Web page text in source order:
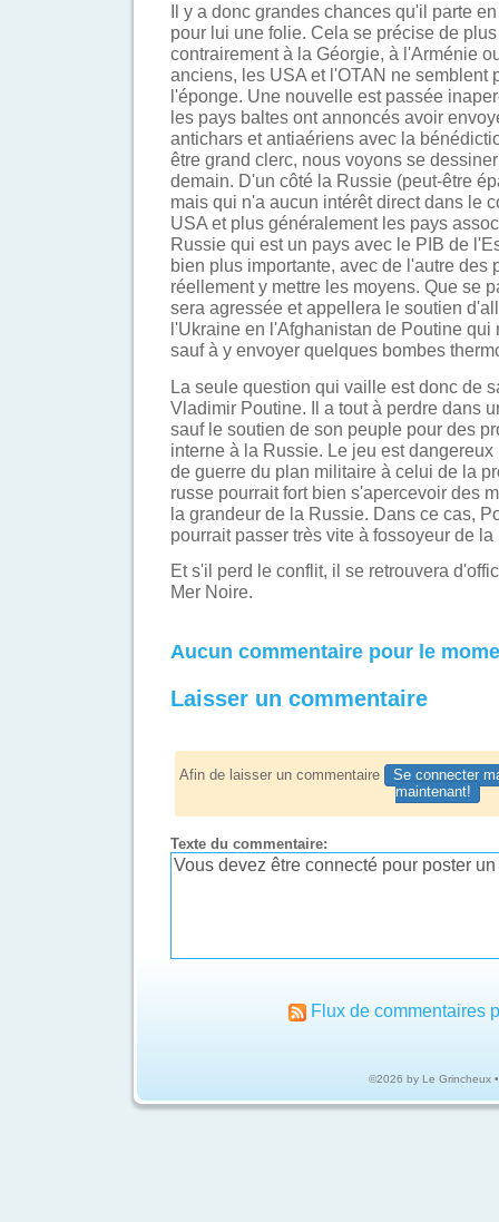
Il y a donc grandes chances qu'il parte
pour lui une folie. Cela se précise de
contrairement à la Géorgie, à l'Arménie
anciens, les USA et l'OTAN ne semblent
l'éponge. Une nouvelle est passée
les pays baltes ont annoncés avoir
antichars et antiaériens avec la
être grand clerc, nous voyons se
demain. D'un côté la Russie (peut-être
mais qui n'a aucun intérêt direct dans le
USA et plus généralement les pays
Russie qui est un pays avec le PIB de
bien plus importante, avec de l'autre des
réellement y mettre les moyens. Que se
sera agressée et appellera le soutien
l'Ukraine en l'Afghanistan de Poutine
sauf à y envoyer quelques bombes
La seule question qui vaille est donc de
Vladimir Poutine. Il a tout à perdre dans
sauf le soutien de son peuple pour des
interne à la Russie. Le jeu est
de guerre du plan militaire à celui de la
russe pourrait fort bien s'apercevoir des
la grandeur de la Russie. Dans ce cas,
pourrait passer très vite à fossoyeur de la
Et s'il perd le conflit, il se retrouvera
Mer Noire.
Aucun commentaire pour le
Laisser un commentaire
Afin de laisser un commentaire
Se connecter
maintenant!
Texte du commentaire:
Flux de commentaires
©2026 by Le Grincheux